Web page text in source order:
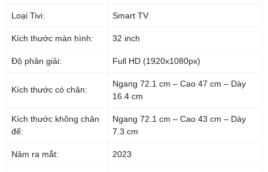
Công nghệ hình ảnh
– Chất lượng hình ảnh và âm thanh được tối ưu hoá qua bộ xử
cuốn hút và lôi kéo cảm xúc người xem.
Mời bạn xem thêm: Những độ phân giải màn hình phổ biến hiện nay trên
Loại Tivi: Smart TV
Kích thước màn hình: 32 inch
Độ phân giải: Full HD (1920x1080px)
Kích thước có chân:
Ngang 72.1 cm – Cao 47 cm – Dày
16.4 cm
Kích thước không chân
đế:
Ngang 72.1 cm – Cao 43 cm – Dày
7.3 cm
Năm ra mắt: 2023